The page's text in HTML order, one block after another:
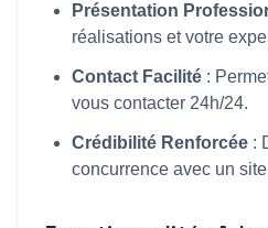
Présentation
réalisations et votre
Contact Facilité :
vous contacter 24h/24.
Crédibilité Renforcée :
concurrence avec un